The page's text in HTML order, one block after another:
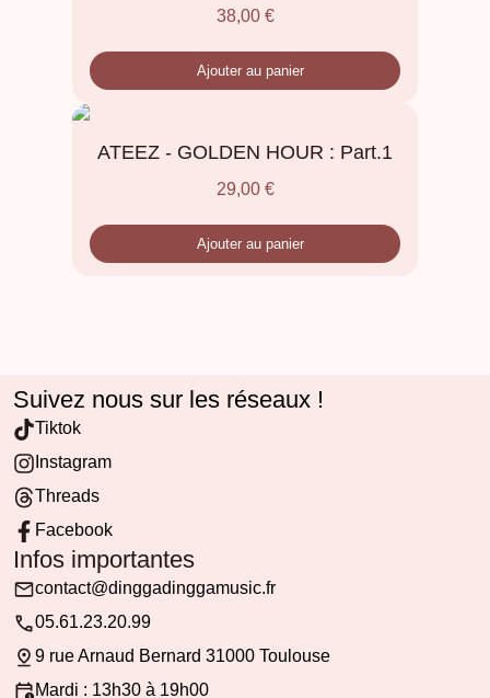
38,00 €
Ajouter au panier
ATEEZ - GOLDEN HOUR : Part.1
29,00 €
Ajouter au panier
Suivez nous sur les réseaux !
Tiktok
Instagram
Threads
Facebook
Infos importantes
contact@dinggadinggamusic.fr
05.61.23.20.99
9 rue Arnaud Bernard 31000 Toulouse
Mardi : 13h30 à 19h00